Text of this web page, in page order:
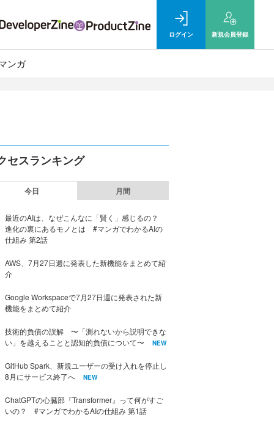
ログイン 新規会員登録
ンガ
セスランキング
今日 月間
最近のAIは、なぜこんなに「賢く」感じるの？
進化の裏にあるモノとは #マンガでわかるAIの
仕組み 第2話
AWS、7月27日週に発表した新機能をまとめて紹
介
Google Workspaceで7月27日週に発表された新
機能をまとめて紹介
技術的負債の誤解 〜「測れないから説明できな
い」を越えることと認知的負債について〜
NEW
GitHub Spark、新規ユーザーの受け入れを停止し
8月にサービス終了へ
NEW
ChatGPTの心臓部『Transformer』って何がすご
いの？ #マンガでわかるAIの仕組み 第1話